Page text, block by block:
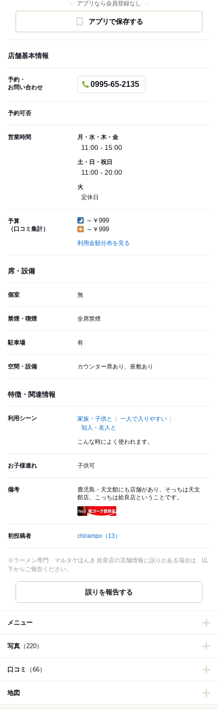
アプリなら会員登録なし
アプリで保存する
店舗基本情報
予約・
お問い合わせ
0995-65-2135
予約可否
営業時間 月・水・木・金
11:00 - 15:00
土・日・祝日
11:00 - 20:00
火
定休日
予算
（口コミ集計）
～￥999
～￥999
利用金額分布を見る
席・設備
個室 無
禁煙・喫煙 全席禁煙
駐車場 有
空間・設備 カウンター席あり、座敷あり
特徴・関連情報
利用シーン 家族・子供と
一人で入りやすい
知人・友人と
こんな時によく使われます。
お子様連れ 子供可
備考
鹿児島・天文館にも店舗があり、そっちは天文
館店、こっちは姶良店ということです。
初投稿者 chirampo （13）
※ラーメン専門 マルタケほんき 姶良店の店舗情報に誤りがある場合は、以
下からご報告ください。
誤りを報告する
メニュー
写真 （220）
口コミ （66）
地図